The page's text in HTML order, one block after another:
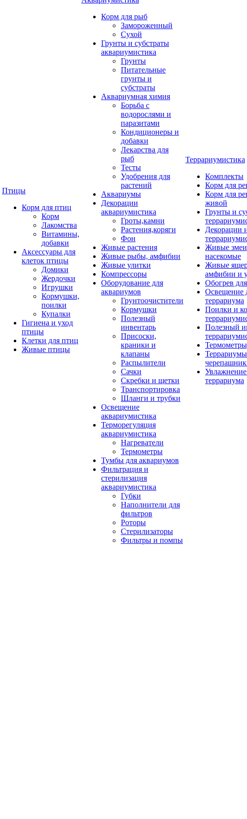
Птицы
Корм для птиц
Корм
Лакомства
Витамины,
добавки
Аксессуары для
клеток птицы
Домики
Жердочки
Игрушки
Кормушки,
поилки
Купалки
Гигиена и уход
птицы
Клетки для птиц
Живые птицы
Корм для рыб
Замороженный
Сухой
Грунты и субстраты
аквариумистика
Грунты
Питательные
грунты и
субстраты
Аквариумная химия
Борьба с
водорослями и
паразитами
Кондиционеры и
добавки
Лекарства для
рыб
Тесты
Удобрения для
растений
Аквариумы
Декорации
аквариумистика
Гроты,камни
Растения,коряги
Фон
Живые растения
Живые рыбы, амфибии
Живые улитки
Компрессоры
Оборудование для
аквариумов
Грунтоочистители
Кормушки
Полезный
инвентарь
Присоски,
краники и
клапаны
Распылители
Сачки
Скребки и щетки
Транспортировка
Шланги и трубки
Освещение
аквариумистика
Терморегуляция
аквариумистика
Нагреватели
Термометры
Тумбы для аквариумов
Фильтрация и
стерилизация
аквариумистика
Губки
Наполнители для
фильтров
Роторы
Стерилизаторы
Фильтры и помпы
Террариумистика
Комплекты
Корм для
Корм для
живой
Грунты и
Декорации
Живые
насекомые
Живые
амфибии и
Обогрев
Освещение
террариума
Поилки и
Полезный
террариума